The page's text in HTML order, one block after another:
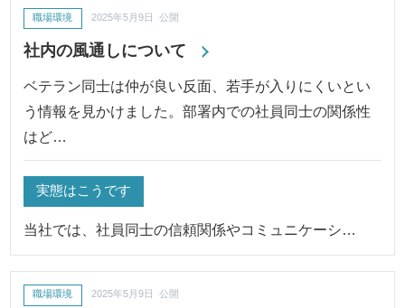
社内の風通しについて
職場環境 2025年5月9日 公開
ベテラン同士は仲が良い反面、若手が入りにくいとい
う情報を見かけました。部署内での社員同士の関係性
はど…
実態はこうです
当社では、社員同士の信頼関係やコミュニケーシ…
職場環境 2025年5月9日 公開